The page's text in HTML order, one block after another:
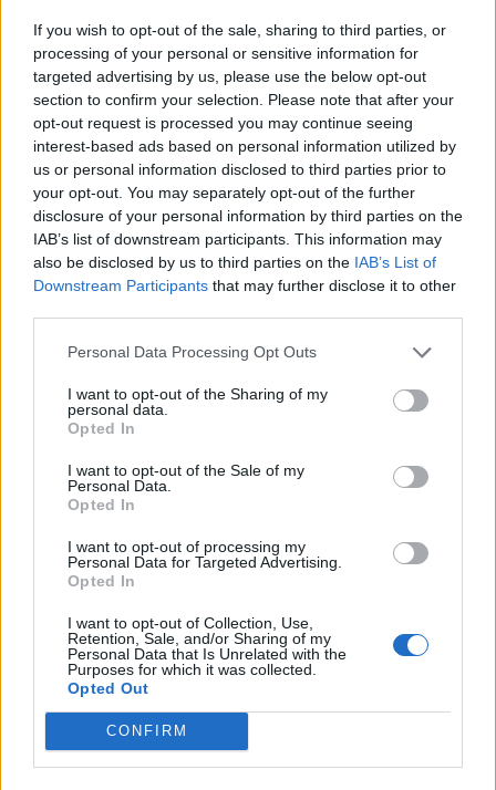
If you wish to opt-out of the sale, sharing to third parties, or
processing of your personal or sensitive information for
targeted advertising by us, please use the below opt-out
section to confirm your selection. Please note that after your
opt-out request is processed you may continue seeing
interest-based ads based on personal information utilized by
us or personal information disclosed to third parties prior to
your opt-out. You may separately opt-out of the further
disclosure of your personal information by third parties on the
IAB’s list of downstream participants. This information may
also be disclosed by us to third parties on the IAB’s List of
Downstream Participants that may further disclose it to other
Personal Data Processing Opt Outs
I want to opt-out of the Sharing of my
personal data.
Opted In
I want to opt-out of the Sale of my
Personal Data.
Opted In
I want to opt-out of processing my
Personal Data for Targeted Advertising.
Opted In
I want to opt-out of Collection, Use,
Retention, Sale, and/or Sharing of my
Personal Data that Is Unrelated with the
Purposes for which it was collected.
Opted Out
CONFIRM
Romeo arrivano “Le nozze di Figaro” di
Mozart per Vicenza in Lirica
EVENTI
Ferragosto: Gallerie d’Italia Intesa
Sanpaolo di Vicenza aperte gratis
veneta nel mondo all’International
EVENTI
EVENTI
“Teatro in casa”: il 5 agosto il primo
spettacolo a Marano Vicentino con Maria